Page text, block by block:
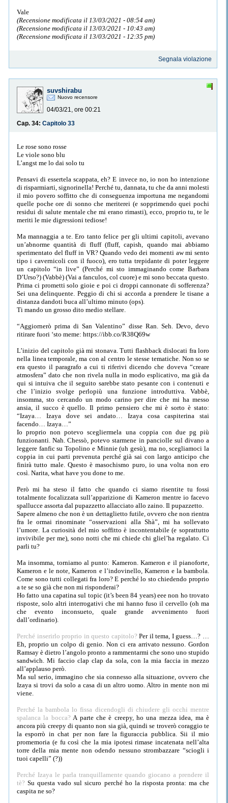
Vale
(Recensione modificata il 13/03/2021 - 08:54 am)
(Recensione modificata il 13/03/2021 - 10:43 am)
(Recensione modificata il 13/03/2021 - 12:35 pm)
Segnala violazione
suvshirabu
Nuovo recensore
04/03/21, ore 00:21
Cap. 34: Capitolo 33
Le rose sono rosse
Le viole sono blu
L’angst me lo dai solo tu
Pensavi di essertela scappata, eh? E invece no, io non ho intenzione
di risparmiarti, signorinella! Perché tu, dannata, tu che da anni molesti
il mio povero soffitto che di conseguenza importuna me negandomi
quelle poche ore di sonno che meriterei (e sopprimendo quei pochi
residui di salute mentale che mi erano rimasti), ecco, proprio tu, te le
meriti le mie digressioni tediose!
Ma mannaggia a te. Ero tanto felice per gli ultimi capitoli, avevano
un’abnorme quantità di fluff (fluff, capish, quando mai abbiamo
sperimentato del fluff in VR? Quando vedo dei momenti aw mi sento
tipo i cavernicoli con il fuoco), ero tutta trepidante di poter leggere
un capitolo “in live” (Perché mi sto immaginando come Barbara
D’Urso?) (Vabbè) (Vai a fanculos, col cuore) e mi sono beccata questo.
Prima ci prometti solo gioie e poi ci droppi cannonate di sofferenza?
Sei una delinquente. Peggio di chi si accorda a prendere le tisane a
distanza dandoti buca all’ultimo minuto (ops).
Ti mando un grosso dito medio stellare.
“Aggiornerò prima di San Valentino” disse Ran. Seh. Devo, devo
ritirare fuori ‘sto meme: https://ibb.co/R38Q69w
L’inizio del capitolo già mi stonava. Tutti flashback dislocati fra loro
nella linea temporale, ma con al centro le stesse tematiche. Non so se
era questo il paragrafo a cui ti riferivi dicendo che doveva “creare
atmosfera” dato che non rivela nulla in modo esplicativo, ma già da
qui si intuiva che il seguito sarebbe stato pesante con i contenuti e
che l’inizio svolge perlopiù una funzione introduttiva. Vabbè,
insomma, sto cercando un modo carino per dire che mi ha messo
ansia, il succo è quello. Il primo pensiero che mi è sorto è stato:
“Izaya… Izaya dove sei andato… Izaya cosa caspiterina stai
facendo… Izaya…”
Io proprio non potevo scegliermela una coppia con due pg più
funzionanti. Nah. Chessò, potevo starmene in panciolle sul divano a
leggere fanfic su Topolino e Minnie (uh gesù), ma no, scegliamoci la
coppia in cui parti prevenuta perché già sai con largo anticipo che
finirà tutto male. Questo è masochismo puro, io una volta non ero
così. Narita, what have you done to me.
Però mi ha steso il fatto che quando ci siamo risentite tu fossi
totalmente focalizzata sull’apparizione di Kameron mentre io facevo
spallucce assorta dal pupazzetto allacciato allo zaino. Il pupazzetto.
Sapere almeno che non è un dettaglietto futile, ovvero che non rientra
fra le ormai rinominate “osservazioni alla Shà”, mi ha sollevato
l’umore. La curiosità del mio soffitto è incontentabile (e soprattutto
invivibile per me), sono notti che mi chiede chi gliel’ha regalato. Ci
parli tu?
Ma insomma, torniamo al punto: Kameron. Kameron e il pianoforte,
Kameron e le note, Kameron e l’indovinello, Kameron e la bambola.
Come sono tutti collegati fra loro? E perché lo sto chiedendo proprio
a te se so già che non mi risponderai?
Ho fatto una capatina sul topic (it’s been 84 years) eee non ho trovato
risposte, solo altri interrogativi che mi hanno fuso il cervello (oh ma
che evento inconsueto, quale grande avvenimento fuori
dall’ordinario).
Perché inserirlo proprio in questo capitolo? Per il tema, I guess…? …
Eh, proprio un colpo di genio. Non ci era arrivato nessuno. Gordon
Ramsay è dietro l’angolo pronto a rammentarmi che sono uno stupido
sandwich. Mi faccio clap clap da sola, con la mia faccia in mezzo
all’applauso però.
Ma sul serio, immagino che sia connesso alla situazione, ovvero che
Izaya si trovi da solo a casa di un altro uomo. Altro in mente non mi
viene.
Perché la bambola lo fissa dicendogli di chiudere gli occhi mentre
spalanca la bocca? A parte che è creepy, ho una mezza idea, ma è
ancora più creepy di quanto non sia già, quindi se troverò coraggio te
la esporrò in chat per non fare la figuraccia pubblica. Sii il mio
promemoria (e fu così che la mia ipotesi rimase incatenata nell’alta
torre della mia mente non odendo nessuno strombazzare “sciogli i
tuoi capelli” (?))
Perché Izaya le parla tranquillamente quando giocano a prendere il
tè? Su questa vado sul sicuro perché ho la risposta pronta: ma che
caspita ne so?